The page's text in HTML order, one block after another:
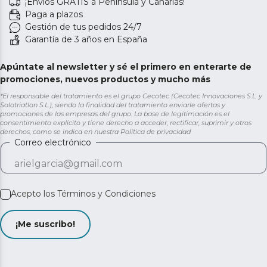
preservando mejor la textura, sabor y propiedades de
los alimentos.
Paga a plazos
Gestión de tus pedidos 24/7
Garantía de 3 años en España
Apúntate al newsletter y sé el primero en enterarte de
promociones, nuevos productos y mucho más
*El responsable del tratamiento es el grupo Cecotec (Cecotec Innovaciones S.L. y
Solotriatlon S.L.), siendo la finalidad del tratamiento enviarle ofertas y
promociones de las empresas del grupo. La base de legitimación es el
consentimiento explícito y tiene derecho a acceder, rectificar, suprimir y otros
derechos, como se indica en nuestra Política de privacidad
Correo electrónico
Acepto los Términos y Condiciones
¡Me suscribo!